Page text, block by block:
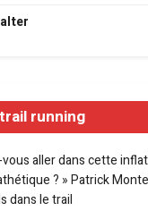
running
vous aller dans cette
? » Patrick
dans le trail